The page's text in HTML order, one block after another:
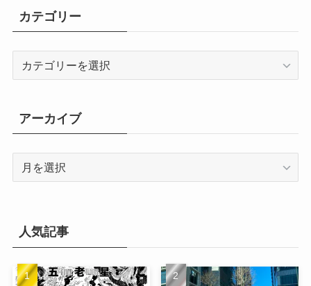
カテゴリー
ー
アーカイブ
人気記事